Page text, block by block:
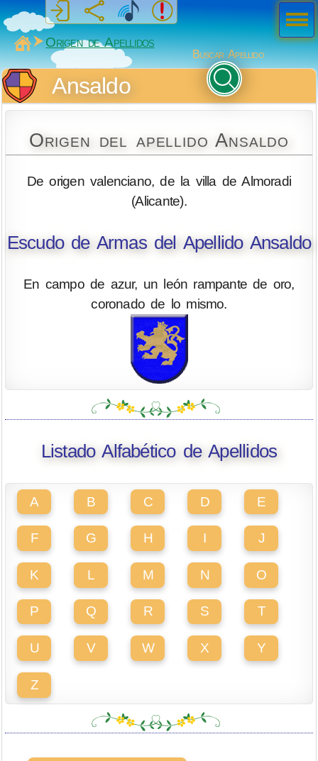
MiSabueso
Origen de Apellidos
Buscar Apellido
Ansaldo
Origen del apellido Ansaldo
De origen valenciano, de la villa de Almoradi
(Alicante).
Escudo de Armas del Apellido Ansaldo
En campo de azur, un león rampante de oro,
coronado de lo mismo.
Listado Alfabético de Apellidos
A B C D E
F G H I J
K L M N O
P Q R S T
U V W X Y
Z
Men
ú